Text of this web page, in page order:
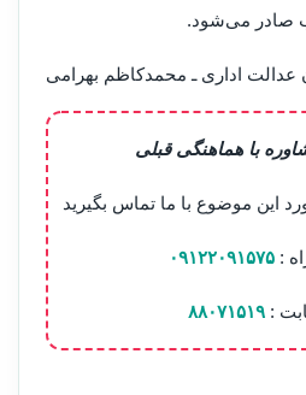
اداری ـ محمدکاظم بهرامی
با هماهنگی قبلی
این موضوع با ما تماس بگیرید
:۰۹۱۲۲۰۹۱۵۷۵
: ۸۸۰۷۱۵۱۹